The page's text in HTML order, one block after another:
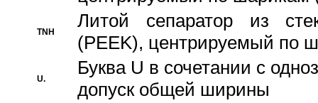
TNH
Литой сепаратор из
(PEEK), центрируемый по
U.
Буква U в сочетании с
допуск общей ширины